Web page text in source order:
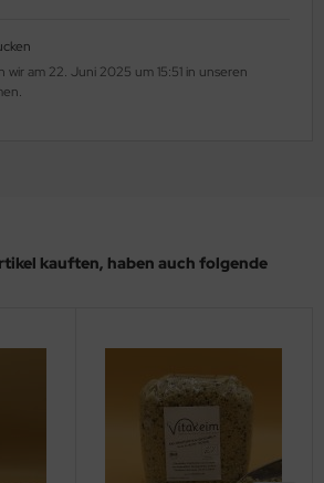
wir am 22. Juni 2025 um 15:51 in unseren
kauften, haben auch folgende